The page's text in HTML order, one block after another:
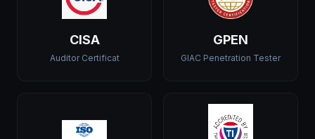
CISA
Auditor Certificat
GPEN
GIAC Penetration Tester